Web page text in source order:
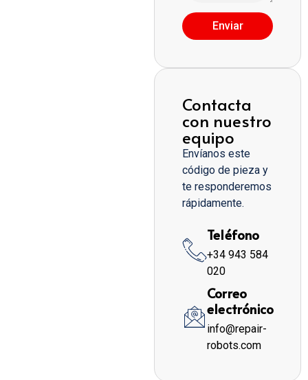
Enviar
Contacta
con nuestro
equipo
Envíanos este
código de pieza y
te responderemos
rápidamente.
Teléfono
+34 943 584
020
Correo
electrónico
info@repair-
robots.com